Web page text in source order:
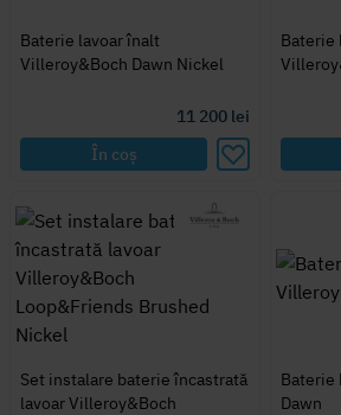
Baterie lavoar înalt
Villeroy&Boch Dawn Nickel
11 200 lei
În coș
Baterie
Set instalare baterie încastrată
lavoar Villeroy&Boch
Baterie
Dawn